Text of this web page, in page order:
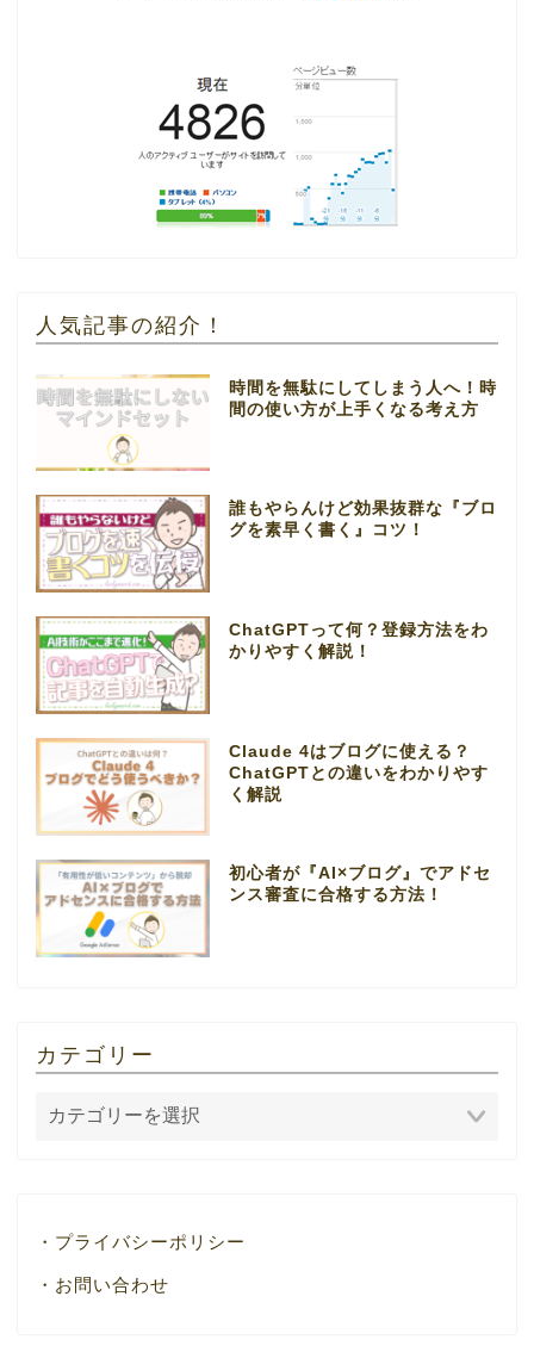
人気記事の紹介！
時間を無駄にしてしまう人へ！時
間の使い方が上手くなる考え方
誰もやらんけど効果抜群な『ブロ
グを素早く書く』コツ！
ChatGPTって何？登録方法をわ
かりやすく解説！
Claude 4はブログに使える？
ChatGPTとの違いをわかりやす
く解説
初心者が『AI×ブログ』でアドセ
ンス審査に合格する方法！
カテゴリー
・プライバシーポリシー
・お問い合わせ